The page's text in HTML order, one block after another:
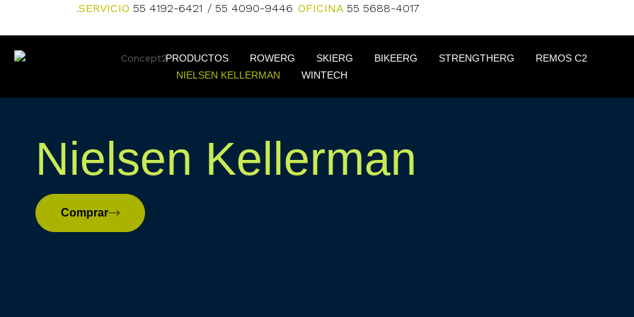
.SERVICIO 55 4192-6421 / 55 4090-9446 OFICINA 55 5688-4017
PRODUCTOS ROWERG SKIERG BIKEERG STRENGTHERG
REMOS C2
NIELSEN KELLERMAN
WINTECH
Nielsen Kellerman
Comprar